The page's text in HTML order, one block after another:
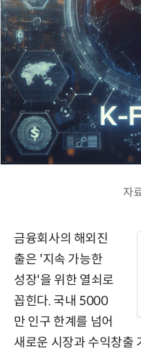
자
금융회사의 해외진
출은 '지속 가능한
성장'을 위한 열쇠로
꼽힌다. 국내 5000
만 인구 한계를 넘어
새로운 시장과 수익창출